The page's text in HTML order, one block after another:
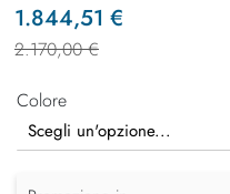
1.844,51 €
2.170,00 €
Colore